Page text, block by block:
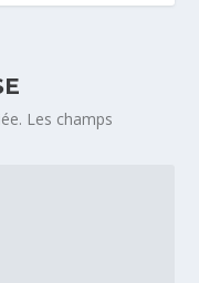
Les champs